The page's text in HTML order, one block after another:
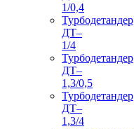
1/0,4
Турбодетандер
ДТ–
1/4
Турбодетандер
ДТ–
1,3/0,5
Турбодетандер
ДТ–
1,3/4